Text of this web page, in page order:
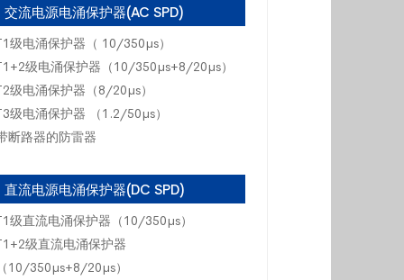
交流电源电涌保护器(AC SPD)
级电涌保护器（ 10/350µs）
级电涌保护器（10/350µs+8/20µs）
级电涌保护器（8/20µs）
级电涌保护器 （1.2/50µs）
断路器的防雷器
直流电源电涌保护器(DC SPD)
级直流电涌保护器（10/350µs）
级直流电涌保护器
10/350µs+8/20µs）